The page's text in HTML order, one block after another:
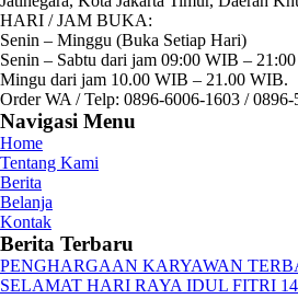
HARI / JAM BUKA:
Senin – Minggu (Buka Setiap Hari)
Senin – Sabtu dari jam 09:00 WIB –
Mingu dari jam 10.00 WIB – 21.00 WIB.
Order WA / Telp: 0896-6006-1603 / 0896-
Navigasi Menu
Home
Tentang Kami
Berita
Belanja
Kontak
Berita Terbaru
PENGHARGAAN KARYAWAN
SELAMAT HARI RAYA IDUL FITRI